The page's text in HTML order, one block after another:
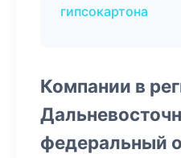
гипсокартона
Компании в
федеральный